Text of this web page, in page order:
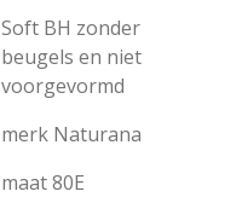
Soft BH zonder
beugels en niet
voorgevormd
merk Naturana
maat 80E